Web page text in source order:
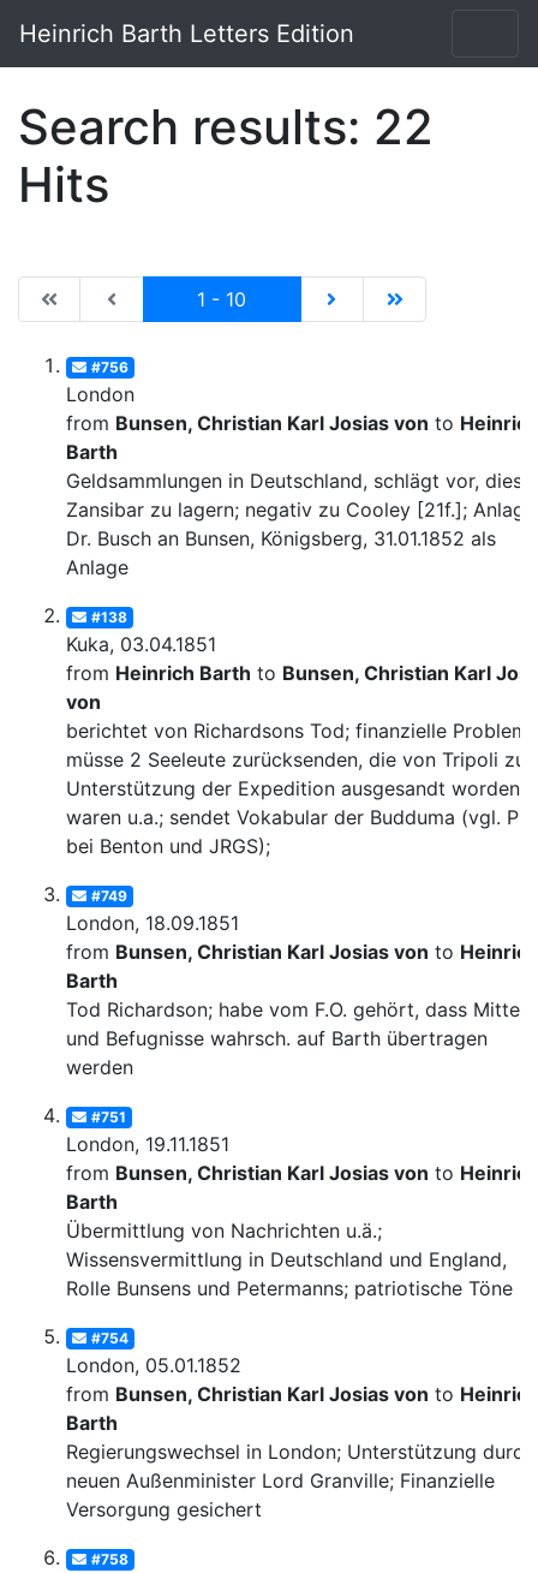
Heinrich Barth Letters Edition
Search results: 22
Hits
|de:Erste Seite|en:First results page|
|de:Vorhergehende Seite|en:Previous results
1 - 10 |de:Nächste
|de:Letzte
#756
London
from Bunsen, Christian Karl Josias von to Heinrich
Barth
Geldsammlungen in Deutschland, schlägt vor, diese
Zansibar zu lagern; negativ zu Cooley [21f.];
Dr. Busch an Bunsen, Königsberg, 31.01.1852 als
Anlage
#138
Kuka, 03.04.1851
from Heinrich Barth to Bunsen, Christian Karl
von
berichtet von Richardsons Tod; finanzielle
müsse 2 Seeleute zurücksenden, die von Tripoli zur
Unterstützung der Expedition ausgesandt worden
waren u.a.; sendet Vokabular der Budduma (vgl.
bei Benton und JRGS);
#749
London, 18.09.1851
from Bunsen, Christian Karl Josias von to Heinrich
Barth
Tod Richardson; habe vom F.O. gehört, dass Mittel
und Befugnisse wahrsch. auf Barth übertragen
werden
#751
London, 19.11.1851
from Bunsen, Christian Karl Josias von to Heinrich
Barth
Übermittlung von Nachrichten u.ä.;
Wissensvermittlung in Deutschland und England,
Rolle Bunsens und Petermanns; patriotische Töne
#754
London, 05.01.1852
from Bunsen, Christian Karl Josias von to Heinrich
Barth
Regierungswechsel in London; Unterstützung durch
neuen Außenminister Lord Granville; Finanzielle
Versorgung gesichert
#758